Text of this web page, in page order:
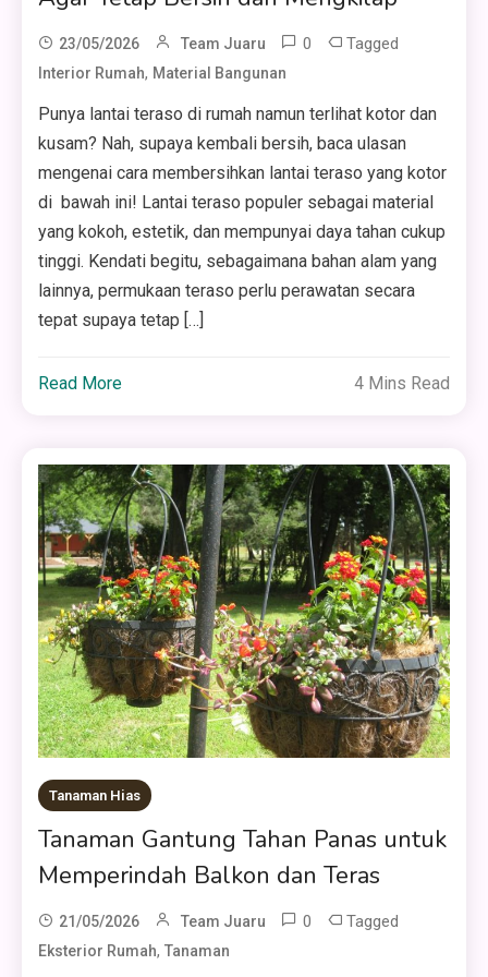
23/05/2026 Team Juaru 0 Tagged
Interior Rumah, Material Bangunan
Punya lantai teraso di rumah namun terlihat kotor dan
kusam? Nah, supaya kembali bersih, baca ulasan
mengenai cara membersihkan lantai teraso yang kotor
di bawah ini! Lantai teraso populer sebagai material
yang kokoh, estetik, dan mempunyai daya tahan cukup
tinggi. Kendati begitu, sebagaimana bahan alam yang
lainnya, permukaan teraso perlu perawatan secara
tepat supaya tetap […]
Read More 4 Mins Read
Tanaman Hias
Tanaman Gantung Tahan Panas untuk
Memperindah Balkon dan Teras
21/05/2026 Team Juaru 0 Tagged
Eksterior Rumah,Tanaman